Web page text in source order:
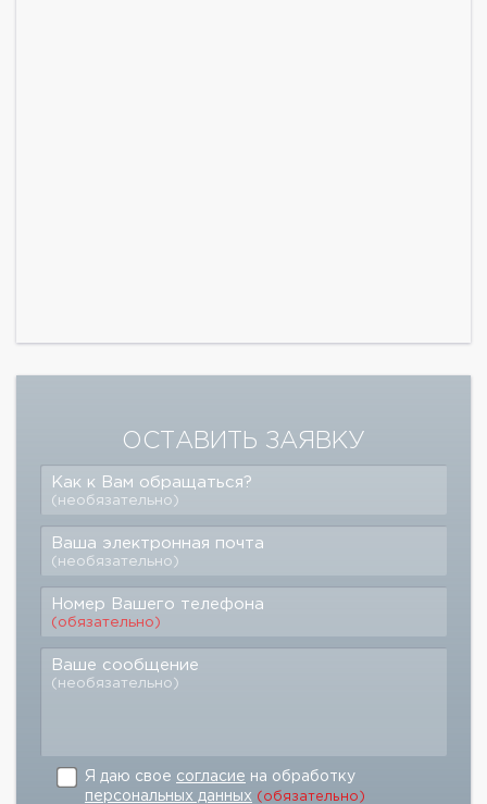
ОСТАВИТЬ ЗАЯВКУ
Как к Вам обращаться?
(необязательно)
Ваша электронная почта
(необязательно)
Номер Вашего телефона
(обязательно)
Ваше сообщение
(необязательно)
Я даю свое согласие на обработку
персональных данных (обязательно)